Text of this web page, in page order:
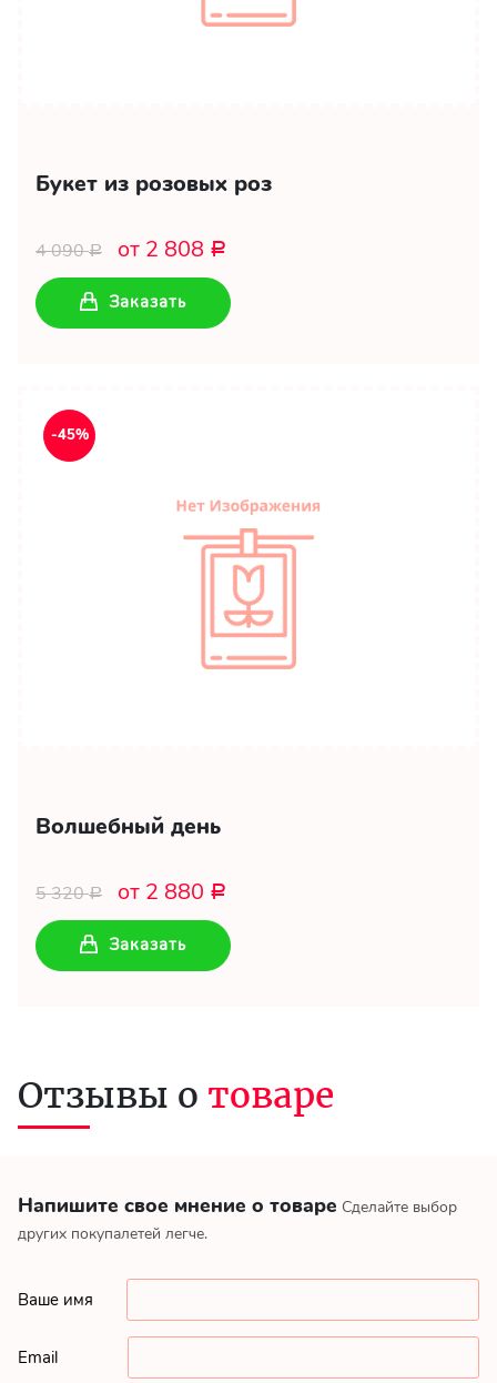
Букет из розовых роз
4 090Р от 2 808 Р
Заказать
-45%
Волшебный день
5 320Р от 2 880 Р
Заказать
Напишите свое мнение о товаре Сделайте выбор
других покупалетей легче.
Ваше имя
Email
Отзывы о товаре